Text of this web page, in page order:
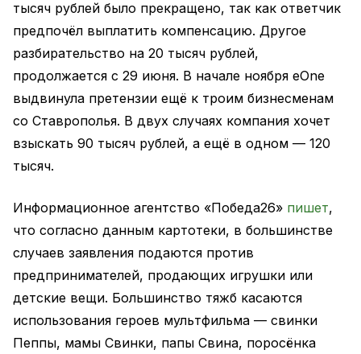
тысяч рублей было прекращено, так как ответчик
предпочёл выплатить компенсацию. Другое
разбирательство на 20 тысяч рублей,
продолжается с 29 июня. В начале ноября eOne
выдвинула претензии ещё к троим бизнесменам
со Ставрополья. В двух случаях компания хочет
взыскать 90 тысяч рублей, а ещё в одном — 120
тысяч.
Информационное агентство «Победа26» пишет,
что согласно данным картотеки, в большинстве
случаев заявления подаются против
предпринимателей, продающих игрушки или
детские вещи. Большинство тяжб касаются
использования героев мультфильма — свинки
Пеппы, мамы Свинки, папы Свина, поросёнка